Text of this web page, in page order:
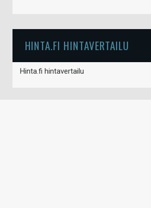
HINTA.FI HINTAVERTAILU
Hinta.fi hintavertailu